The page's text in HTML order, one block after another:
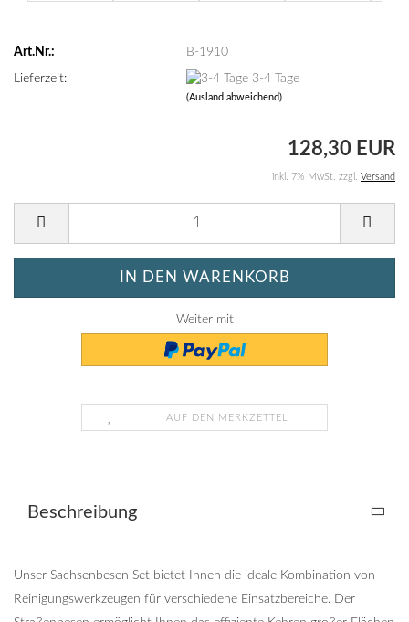
Art.Nr.: B-1910
Lieferzeit: 3-4 Tage
(Ausland abweichend)
128,30 EUR
inkl. 7% MwSt. zzgl. Versand
Weiter mit
AUF DEN MERKZETTEL
Beschreibung
Unser Sachsenbesen Set bietet Ihnen die ideale Kombination von
Reinigungswerkzeugen für verschiedene Einsatzbereiche. Der